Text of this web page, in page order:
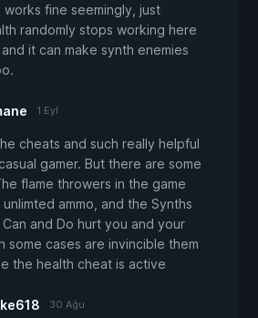
fine seemingly, just
randomly stops working here
it can make synth enemies
1 Eyl
cheats and such really helpful
casual gamer. But there are some
flame throwers in the game
ammo, and the Synths
Can and Do hurt you and your
some cases are invincible them
the health cheat is active
30 Ağu